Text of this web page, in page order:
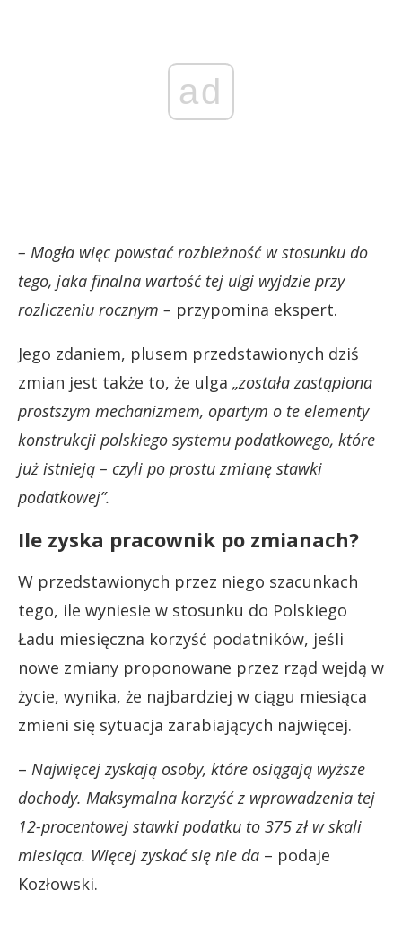
ad
– Mogła więc powstać rozbieżność w stosunku do
tego, jaka finalna wartość tej ulgi wyjdzie przy
rozliczeniu rocznym – przypomina ekspert.
Jego zdaniem, plusem przedstawionych dziś
zmian jest także to, że ulga „została zastąpiona
prostszym mechanizmem, opartym o te elementy
konstrukcji polskiego systemu podatkowego, które
już istnieją – czyli po prostu zmianę stawki
podatkowej”.
Ile zyska pracownik po zmianach?
W przedstawionych przez niego szacunkach
tego, ile wyniesie w stosunku do Polskiego
Ładu miesięczna korzyść podatników, jeśli
nowe zmiany proponowane przez rząd wejdą w
życie, wynika, że najbardziej w ciągu miesiąca
zmieni się sytuacja zarabiających najwięcej.
– Najwięcej zyskają osoby, które osiągają wyższe
dochody. Maksymalna korzyść z wprowadzenia tej
12-procentowej stawki podatku to 375 zł w skali
miesiąca. Więcej zyskać się nie da – podaje
Kozłowski.